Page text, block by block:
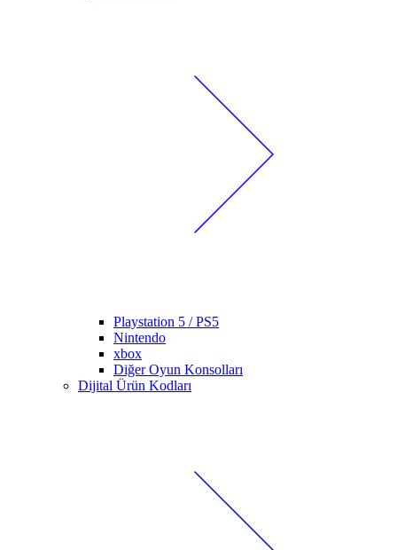
Playstation 5 / PS5
Nintendo
xbox
Diğer Oyun Konsolları
Dijital Ürün Kodları